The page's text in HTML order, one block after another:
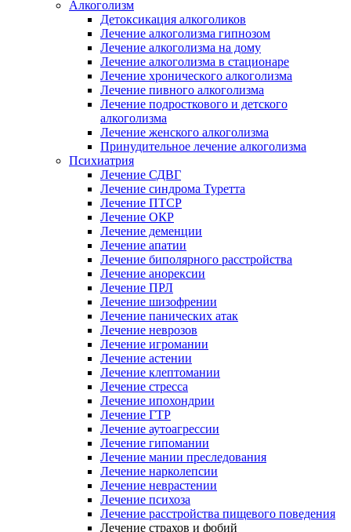
Алкоголизм
Детоксикация алкоголиков
Лечение алкоголизма гипнозом
Лечение алкоголизма на дому
Лечение алкоголизма в стационаре
Лечение хронического алкоголизма
Лечение пивного алкоголизма
Лечение подросткового и детского
алкоголизма
Лечение женского алкоголизма
Принудительное лечение алкоголизма
Психиатрия
Лечение СДВГ
Лечение синдрома Туретта
Лечение ПТСР
Лечение ОКР
Лечение деменции
Лечение апатии
Лечение биполярного расстройства
Лечение анорексии
Лечение ПРЛ
Лечение шизофрении
Лечение панических атак
Лечение неврозов
Лечение игромании
Лечение астении
Лечение клептомании
Лечение стресса
Лечение ипохондрии
Лечение ГТР
Лечение аутоагрессии
Лечение гипомании
Лечение мании преследования
Лечение нарколепсии
Лечение неврастении
Лечение психоза
Лечение расстройства пищевого поведения
Лечение страхов и фобий